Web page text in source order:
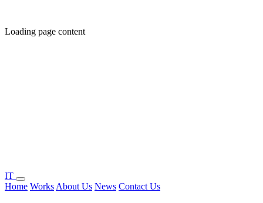
Loading page content
IT
Home Works About Us News Contact Us